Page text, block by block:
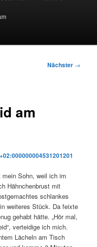
Nächster →
am
mein Sohn, weil ich im
Hähnchenbrust mit
schlankes
weiteres Stück. Da feixte
gehabt hätte. „Hör mal,
verteidige ich mich.
Lächeln am Tisch